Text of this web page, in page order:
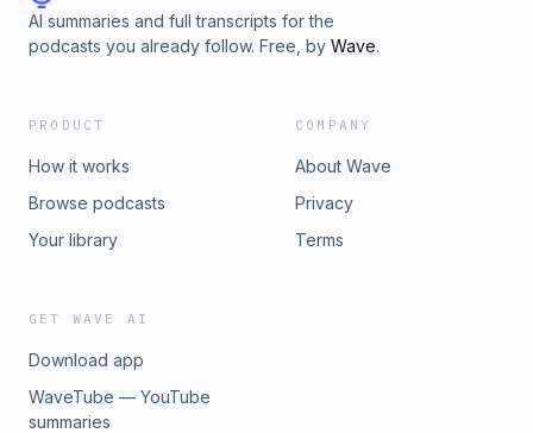
AI summaries and full transcripts for the
podcasts you already follow. Free, by Wave.
PRODUCT
How it works
Browse podcasts
Your library
COMPANY
About Wave
Privacy
Terms
GET WAVE AI
Download app
WaveTube — YouTube
summaries